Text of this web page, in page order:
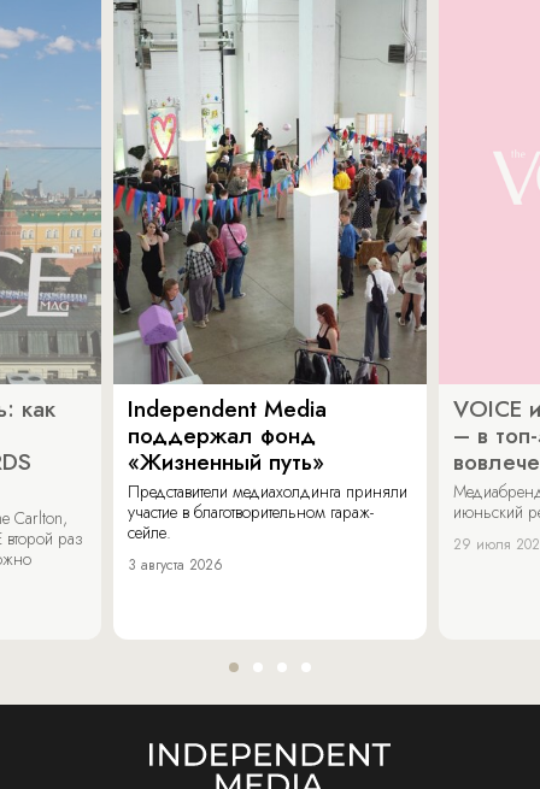
как
Carlton,
раз
Independent Media
поддержал фонд
«Жизненный путь»
Представители медиахолдинга приняли
участие в благотворительном гараж-
сейле.
3 августа 2026
VOICE
– в
июньский
29 июля